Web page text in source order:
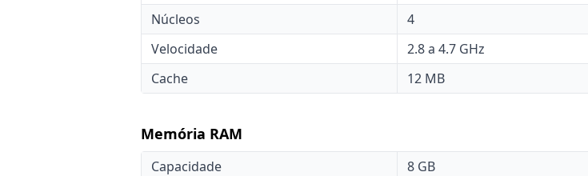
Núcleos
4
Velocidade
2.8 a 4.7 GHz
Cache
12 MB
Memória RAM
Capacidade
8 GB